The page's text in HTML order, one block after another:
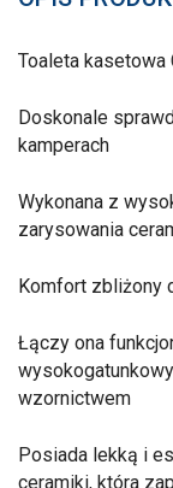
Toaleta kasetowa
Doskonale
kamperach
Wykonana z
zarysowania
Komfort zbliżony
Łączy ona
wzornictwem
Posiada lekką i
ceramiki, która